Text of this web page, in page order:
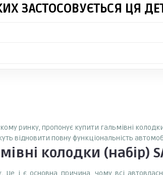
ЗАСТОСОВУЄТЬСЯ ЦЯ
ринку, пропонує купити гальмівні
відновити повну функціональність
колодки (набір)
і є основна причина, чому всі